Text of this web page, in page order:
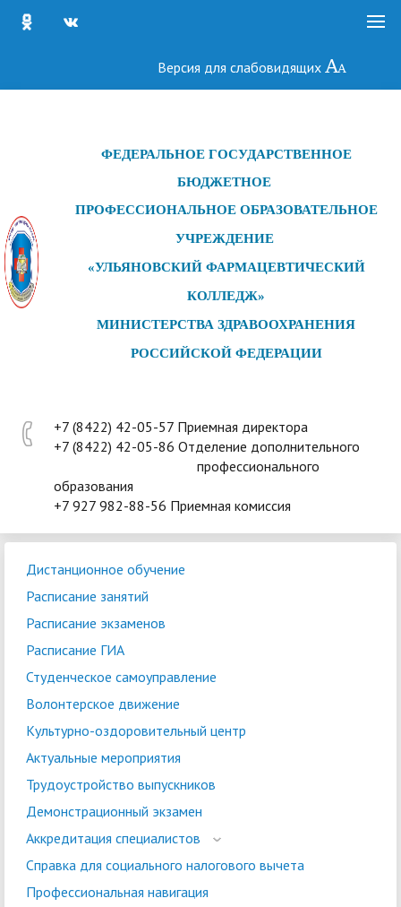
Версия для слабовидящих
ФЕДЕРАЛЬНОЕ ГОСУДАРСТВЕННОЕ
БЮДЖЕТНОЕ
ПРОФЕССИОНАЛЬНОЕ ОБРАЗОВАТЕЛЬНОЕ
УЧРЕЖДЕНИЕ
«УЛЬЯНОВСКИЙ ФАРМАЦЕВТИЧЕСКИЙ
КОЛЛЕДЖ»
МИНИСТЕРСТВА ЗДРАВООХРАНЕНИЯ
РОССИЙСКОЙ ФЕДЕРАЦИИ
+7 (8422) 42-05-57 Приемная директора
+7 (8422) 42-05-86 Отделение дополнительного
профессионального
образования
+7 927 982-88-56 Приемная комиссия
Дистанционное обучение
Расписание занятий
Расписание экзаменов
Расписание ГИА
Студенческое самоуправление
Волонтерское движение
Культурно-оздоровительный центр
Актуальные мероприятия
Трудоустройство выпускников
Демонстрационный экзамен
Аккредитация специалистов
Справка для социального налогового вычета
Профессиональная навигация